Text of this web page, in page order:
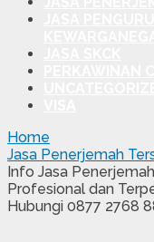
Home
Jasa Penerjemah
Info Jasa
Profesional dan
Hubungi 0877 2768